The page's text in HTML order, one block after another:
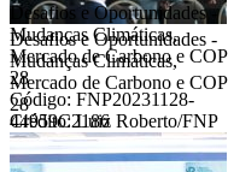
Desafios e Oportunidades -
Mudanças Climáticas,
Mercado de Carbono e COP
28
Desafios e Oportunidades -
Mudanças Climáticas,
Mercado de Carbono e COP
28
Código: FNP20231128-
44959C2186
Crédito: Luiz Roberto/FNP